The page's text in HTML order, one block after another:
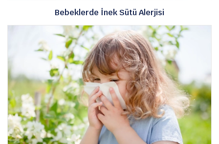
Bebeklerde İnek Sütü Alerjisi